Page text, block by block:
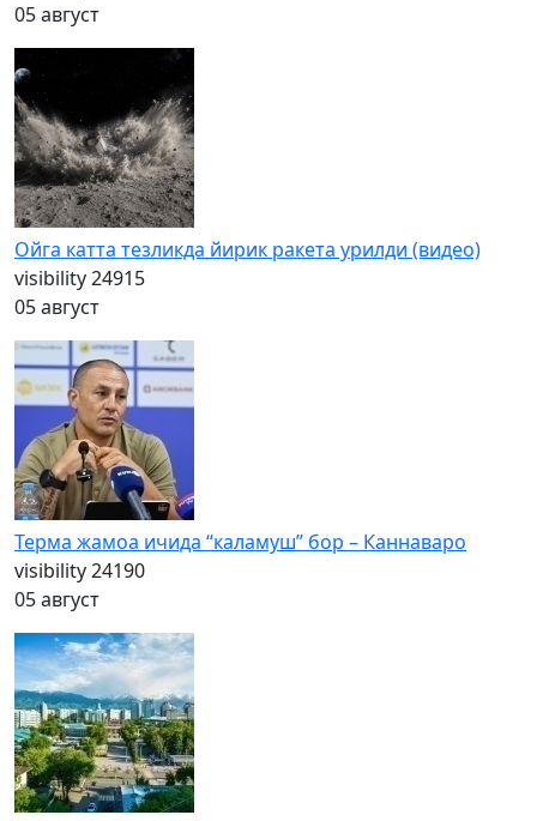
05 август
Ойга катта тезликда йирик ракета урилди (видео)
visibility24915
05 август
Терма жамоа ичида “каламуш” бор – Каннаваро
visibility24190
05 август